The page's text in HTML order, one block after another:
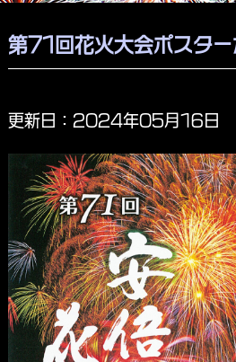
第71回花火大会ポスタ
更新日：2024年05月16日